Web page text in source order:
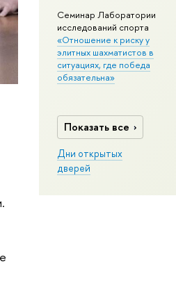
Семинар Лаборатории
исследований спорта
«Отношение к риску у
элитных шахматистов в
ситуациях, где победа
обязательна»
Показать все
Дни открытых
дверей